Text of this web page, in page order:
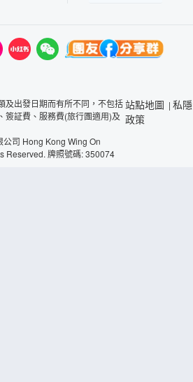
及出發日期而有所不同，不包括
簽証費、服務費(旅行團適用)及
司 Hong Kong Wing On
Reserved. 牌照號碼: 350074
站點地圖 | 私隱
政策